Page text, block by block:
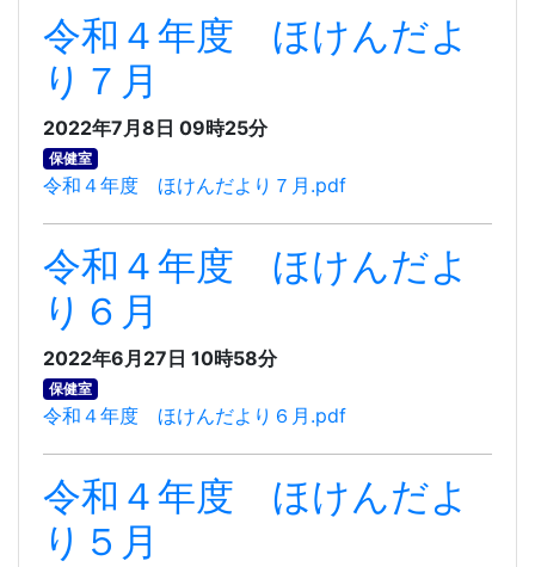
令和４年度 ほけんだよ
り７月
2022年7月8日 09時25分
保健室
令和４年度 ほけんだより７月.pdf
令和４年度 ほけんだよ
り６月
2022年6月27日 10時58分
保健室
令和４年度 ほけんだより６月.pdf
令和４年度 ほけんだよ
り５月